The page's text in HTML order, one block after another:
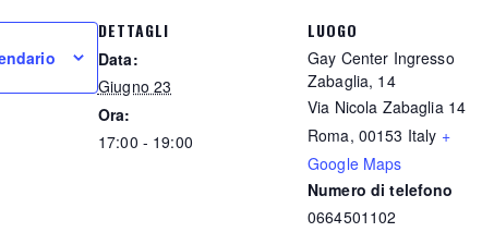
DETTAGLI
Data:
Giugno 23
Ora:
17:00 - 19:00
LUOGO
Gay Center Ingresso
Zabaglia, 14
Via Nicola Zabaglia 14
Roma, 00153 Italy +
Google Maps
Numero di telefono
0664501102